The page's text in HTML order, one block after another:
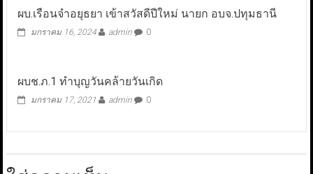
ผบ.เรือนจำอยุธยา เข้าสวัสดีปีใหม่ นายก อบจ.ปทุมธานี
มกราคม 16, 2024 admin 0
ผบช.ภ.1 ทำบุญวันคล้ายวันเกิด
มกราคม 17, 2021 admin 0